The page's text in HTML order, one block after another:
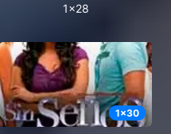
1x28
1x30